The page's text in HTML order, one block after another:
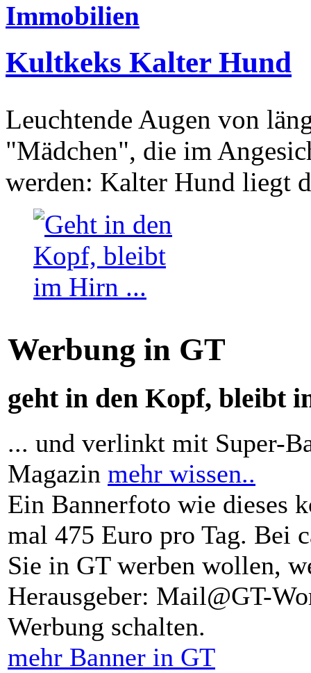
Immobilien
Kultkeks Kalter Hund
Leuchtende Augen von
"Mädchen", die im
werden: Kalter Hund liegt
Werbung in GT
geht in den Kopf, bleibt
... und verlinkt mit Super-
Magazin mehr wissen..
Ein Bannerfoto wie dieses
mal 475 Euro pro Tag. Bei
Sie in GT werben wollen,
Herausgeber: Mail@GT-
Werbung schalten.
mehr Banner in GT